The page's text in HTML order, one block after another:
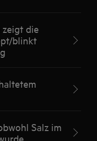
zeigt die
blinkt
Salz im